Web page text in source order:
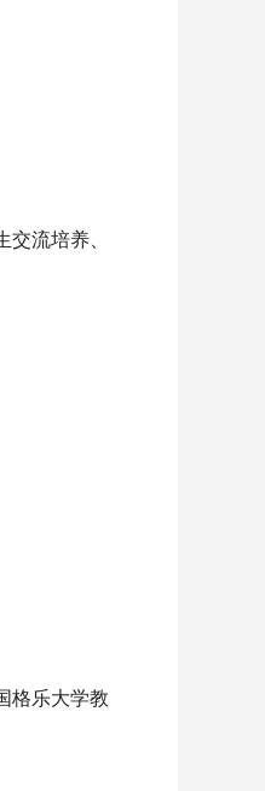
流培养、
格乐大学教